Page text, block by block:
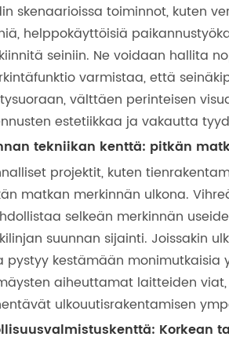
skenaarioissa toiminnot, kuten
helppokäyttöisiä
seiniin. Ne voidaan hallita
varmistaa, että
välttäen perinteisen
estetiikkaa ja vakautta
tekniikan kenttä: pitkän
projektit, kuten
matkan merkinnän ulkona.
selkeän merkinnän
suunnan sijainti. Joissakin
pystyy kestämään
aiheuttamat laitteiden
ulkouutisrakentamisen
Korkean